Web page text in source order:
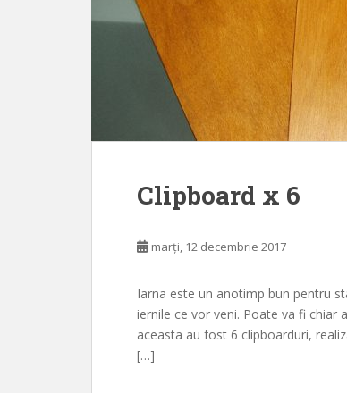
Clipboard x 6
marți, 12 decembrie 2017
Iarna este un anotimp bun pentru
iernile ce vor veni. Poate va fi chiar
aceasta au fost 6 clipboarduri,
[…]